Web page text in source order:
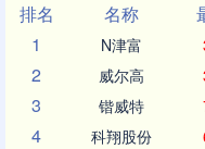
排名
名称
1
N津富
2 威尔高
3 锴威特
4 科翔股份